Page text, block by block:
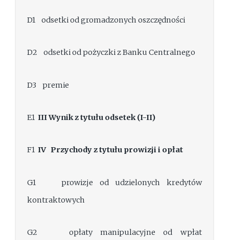
D1 odsetki od gromadzonych oszczędności
D2 odsetki od pożyczki z Banku Centralnego
D3 premie
E1IIIWynik z tytułu odsetek (I-II)
F1IV Przychody z tytułu prowizji i opłat
G1 prowizje od udzielonych kredytów
kontraktowych
G2 opłaty manipulacyjne od wpłat